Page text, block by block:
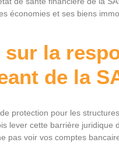
économies et ses biens
sur la
de la
protection pour les
lever cette barrière juridique
pas voir vos comptes